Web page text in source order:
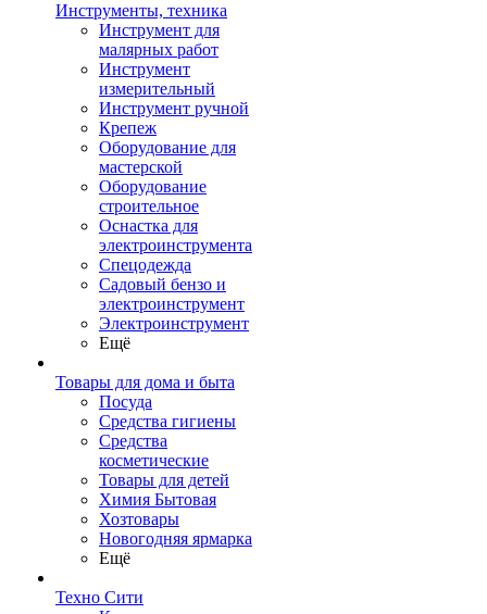
Инструменты, техника
Инструмент для
малярных работ
Инструмент
измерительный
Инструмент ручной
Крепеж
Оборудование для
мастерской
Оборудование
строительное
Оснастка для
электроинструмента
Спецодежда
Садовый бензо и
электроинструмент
Электроинструмент
Ещё
Товары для дома и быта
Посуда
Средства гигиены
Средства
косметические
Товары для детей
Химия Бытовая
Хозтовары
Новогодняя ярмарка
Ещё
Техно Сити